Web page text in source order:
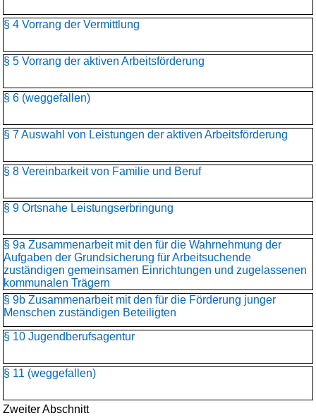
§ 4 Vorrang der Vermittlung
§ 5 Vorrang der aktiven Arbeitsförderung
§ 6 (weggefallen)
§ 7 Auswahl von Leistungen der aktiven Arbeitsförderung
§ 8 Vereinbarkeit von Familie und Beruf
§ 9 Ortsnahe Leistungserbringung
§ 9a Zusammenarbeit mit den für die Wahrnehmung der
Aufgaben der Grundsicherung für Arbeitsuchende
zuständigen gemeinsamen Einrichtungen und zugelassenen
kommunalen Trägern
§ 9b Zusammenarbeit mit den für die Förderung junger
Menschen zuständigen Beteiligten
§ 10 Jugendberufsagentur
§ 11 (weggefallen)
Zweiter Abschnitt